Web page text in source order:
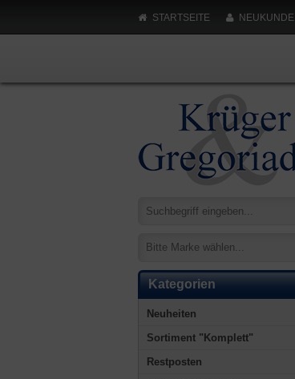
STARTSEITE NEUKUNDE
Bitte Marke wählen...
Kategorien
Neuheiten
Sortiment "Komplett"
Restposten